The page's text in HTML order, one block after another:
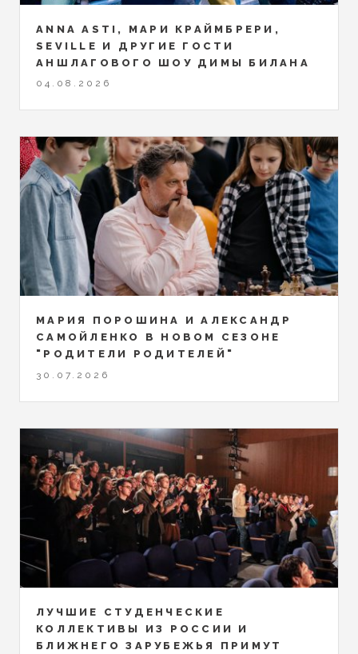
ANNA ASTI, МАРИ КРАЙМБРЕРИ,
SEVILLE И ДРУГИЕ ГОСТИ
АНШЛАГОВОГО ШОУ ДИМЫ БИЛАНА
04.08.2026
МАРИЯ ПОРОШИНА И АЛЕКСАНДР
САМОЙЛЕНКО В НОВОМ СЕЗОНЕ
"РОДИТЕЛИ РОДИТЕЛЕЙ"
30.07.2026
ЛУЧШИЕ СТУДЕНЧЕСКИЕ
КОЛЛЕКТИВЫ ИЗ РОССИИ И
БЛИЖНЕГО ЗАРУБЕЖЬЯ ПРИМУТ